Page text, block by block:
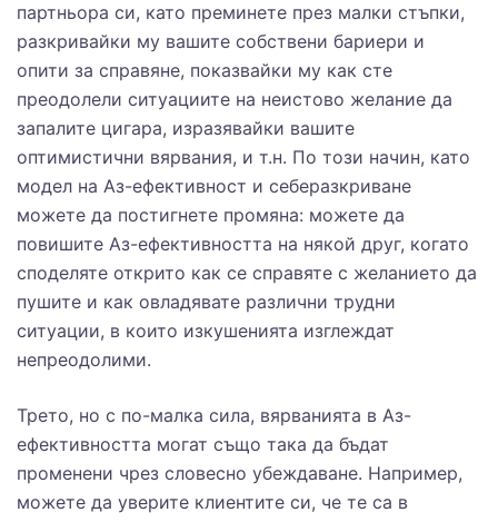
партньора си, като преминете през малки стъпки,
разкривайки му вашите собствени бариери и
опити за справяне, показвайки му как сте
преодолели ситуациите на неистово желание да
запалите цигара, изразявайки вашите
оптимистични вярвания, и т.н. По този начин, като
модел на Аз-ефективност и себеразкриване
можете да постигнете промяна: можете да
повишите Аз-ефективността на някой друг, когато
споделяте открито как се справяте с желанието да
пушите и как овладявате различни трудни
ситуации, в които изкушенията изглеждат
непреодолими.
Трето, но с по-малка сила, вярванията в Аз-
ефективността могат също така да бъдат
променени чрез словесно убеждаване. Например,
можете да уверите клиентите си, че те са в